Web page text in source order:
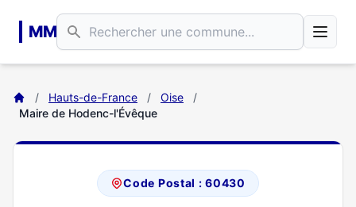
MM
/ Hauts-de-France / Oise
/
Maire de Hodenc-l'Évêque
Code Postal : 60430